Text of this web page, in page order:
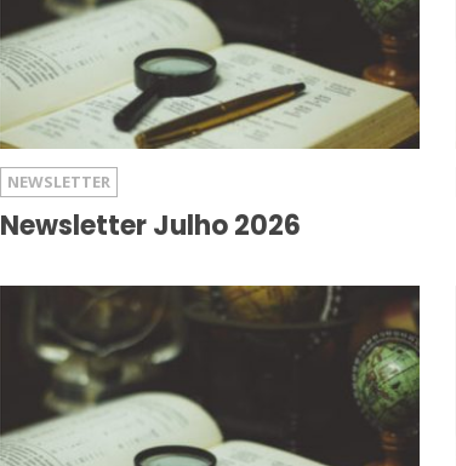
NEWSLETTER
Newsletter Julho 2026